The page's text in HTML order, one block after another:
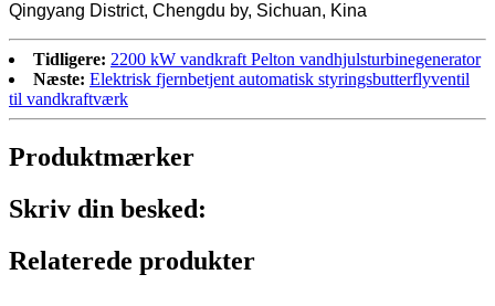
Qingyang District, Chengdu by, Sichuan, Kina
Tidligere: 2200 kW vandkraft Pelton vandhjulsturbinegenerator
Næste: Elektrisk fjernbetjent automatisk styringsbutterflyventil
til vandkraftværk
Produktmærker
Skriv din besked:
Relaterede produkter